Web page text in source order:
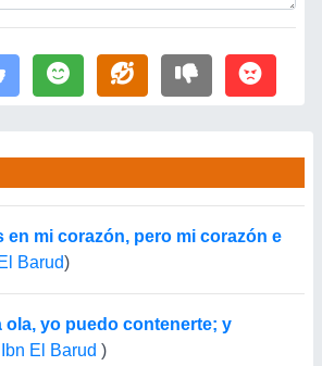
en mi corazón, pero mi corazón e
El Barud)
ola, yo puedo contenerte; y
El Barud )